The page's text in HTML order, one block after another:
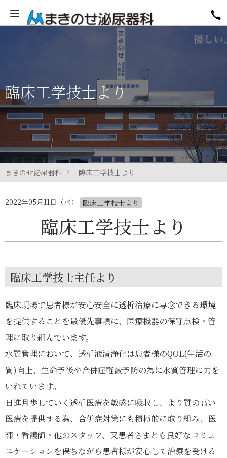
臨床工学技士より
まきのせ泌尿器科 臨床工学技士より
2022年05月11日（水） 臨床工学技士より
臨床工学技士より
臨床工学技士主任より
臨床現場で患者様が安心安全に透析治療に専念できる環境
を提供することを最優先事項に、医療機器の保守点検・管
理に取り組んでいます。
水質管理において、透析液清浄化は患者様のQOL(生活の
質)向上、生命予後や合併症軽減予防の為に水質管理に力を
いれています。
日進月歩していく透析医療を敏感に吸収し、より質の高い
医療を提供する為、合併症対策にも積極的に取り組み、医
師・看護師・他のスタッフ、又患者さまとも良好なコミュ
ニケ―ションを保ちながら患者様が安心して治療を受ける